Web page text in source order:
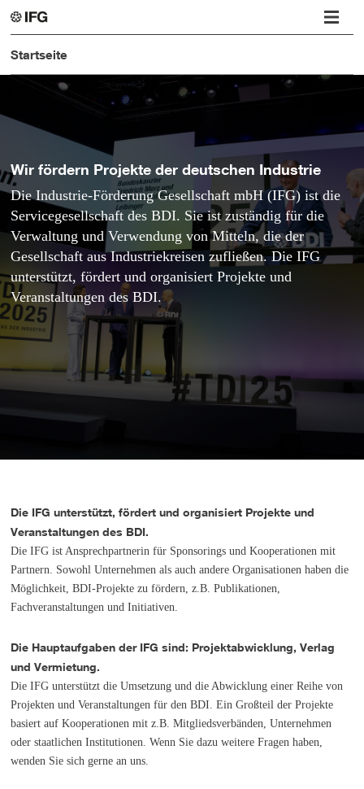
Startseite
Wir fördern Projekte der deutschen Industrie
Die Industrie-Förderung Gesellschaft mbH (IFG) ist die
Servicegesellschaft des BDI. Sie ist zuständig für die
Verwaltung und Verwendung von Mitteln, die der
Gesellschaft aus Industriekreisen zufließen. Die IFG
unterstützt, fördert und organisiert Projekte und
Veranstaltungen des BDI.
Die IFG unterstützt, fördert und organisiert Projekte und
Veranstaltungen des BDI.
Die IFG ist Ansprechpartnerin für Sponsorings und Kooperationen mit
Partnern. Sowohl Unternehmen als auch andere Organisationen haben die
Möglichkeit, BDI-Projekte zu fördern, z.B. Publikationen,
Fachveranstaltungen und Initiativen.
Die Hauptaufgaben der IFG sind: Projektabwicklung, Verlag
und Vermietung.
Die IFG unterstützt die Umsetzung und die Abwicklung einer Reihe von
Projekten und Veranstaltungen für den BDI. Ein Großteil der Projekte
basiert auf Kooperationen mit z.B. Mitgliedsverbänden, Unternehmen
oder staatlichen Institutionen. Wenn Sie dazu weitere Fragen haben,
wenden Sie sich gerne an uns.